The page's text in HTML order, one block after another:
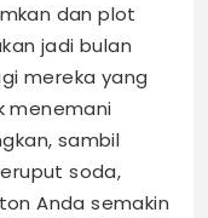
dan plot
jadi bulan
mereka yang
menemani
sambil
soda,
Anda semakin